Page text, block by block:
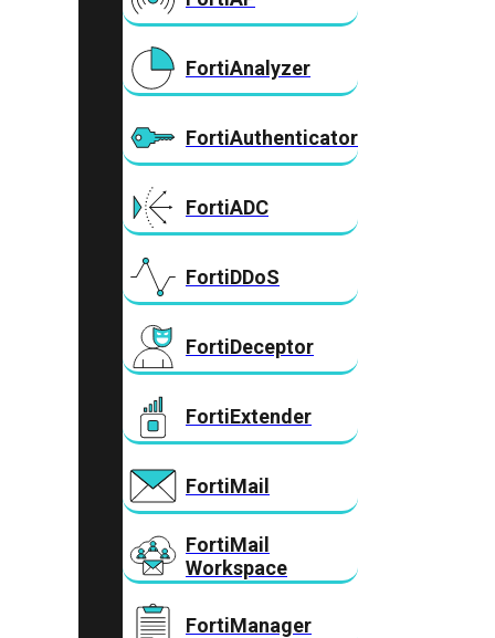
FortiAnalyzer
FortiAuthenticator
FortiADC
FortiDDoS
FortiDeceptor
FortiExtender
FortiMail
FortiMail
Workspace
FortiManager